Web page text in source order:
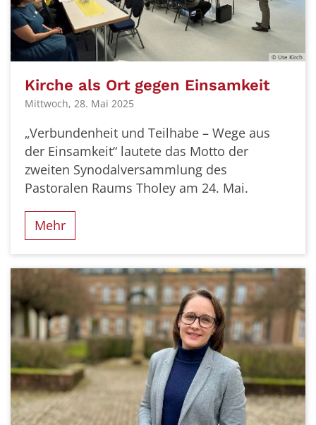
© Ute Kirch
Kirche als Ort gegen Einsamkeit
Mittwoch, 28. Mai 2025
„Verbundenheit und Teilhabe – Wege aus
der Einsamkeit“ lautete das Motto der
zweiten Synodalversammlung des
Pastoralen Raums Tholey am 24. Mai.
Mehr